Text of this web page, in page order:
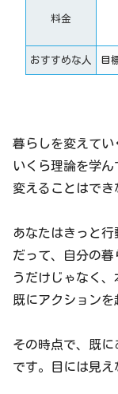
料金
おすすめな人 目
暮らしを変えてい
いくら理論を学
変えることはでき
あなたはきっと行
だって、自分の
うだけじゃなく、
既にアクションを
その時点で、既
です。目には見え